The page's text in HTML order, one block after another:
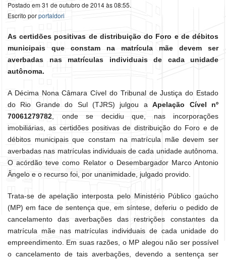
Postado em 31 de outubro de 2014 às 08:55.
Escrito porportaldori
As certidões positivas de distribuição do Foro e de débitos
municipais que constam na matrícula mãe devem ser
averbadas nas matrículas individuais de cada unidade
autônoma.
A Décima Nona Câmara Cível do Tribunal de Justiça do Estado
do Rio Grande do Sul (TJRS) julgou aApelação Cível nº
70061279782 , onde se decidiu que, nas incorporações
imobiliárias, as certidões positivas de distribuição do Foro e de
débitos municipais que constam na matrícula mãe devem ser
averbadas nas matrículas individuais de cada unidade autônoma.
O acórdão teve como Relator o Desembargador Marco Antonio
Ângelo e o recurso foi, por unanimidade, julgado provido.
Trata-se de apelação interposta pelo Ministério Público gaúcho
(MP) em face de sentença que, em síntese, deferiu o pedido de
cancelamento das averbações das restrições constantes da
matrícula mãe nas matrículas individuais de cada unidade do
empreendimento. Em suas razões, o MP alegou não ser possível
o cancelamento de tais averbações, devendo a sentença ser